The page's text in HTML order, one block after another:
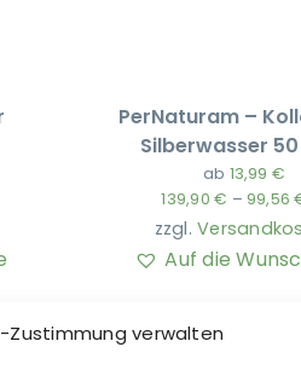
Zustimmung verwalten
PerNaturam –
Silberwasser
ab 13,99 €
139,90€ – 99,56
zzgl.
Auf die